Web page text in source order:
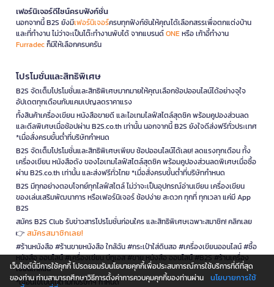
เฟอร์นิเจอร์ดีไซน์ครบฟังก์ชั่น
นอกจากนี้ B2S ยังมีเฟอร์นิเจอร์ครบทุกฟังก์ชันให้คุณได้เลือกสรรเพื่อตกแต่งบ้าน
และที่ทำงาน ไม่ว่าจะเป็นโต๊ะทำงานพับได้ จากแบรนด์ONEหรือ เก้าอี้ทำงาน
Furradecก็มีให้เลือกครบครัน
โปรโมชั่นและสิทธิพิเศษ
B2S จัดเต็มโปรโมชั่นและสิทธิพิเศษมากมายให้คุณเลือกช้อปออนไลน์ได้อย่างจุใจ
อัปเดตทุกเดือนกับแคมเปญลดราคาแรง
ทั้งสินค้าเครื่องเขียน หนังสือขายดี และไอเทมไลฟ์สไตล์สุดชิค พร้อมคูปองส่วนลด
และดีลพิเศษเมื่อช้อปผ่าน B2S.co.th เท่านั้น นอกจากนี้ B2S ยังใจดีส่งฟรีทั่วประเทศ
*เมื่อสั่งครบขั้นต่ำที่บริษัทกำหนด
B2S จัดเต็มโปรโมชั่นและสิทธิพิเศษเพียบ ช้อปออนไลน์ได้เลย! ลดแรงทุกเดือน ทั้ง
เครื่องเขียน หนังสือดัง ของไอเทมไลฟ์สไตล์สุดชิค พร้อมคูปองส่วนลดพิเศษเมื่อซื้อ
ผ่าน B2S.co.th เท่านั้น และส่งฟรีทั่วไทย *เมื่อสั่งครบขั้นต่ำที่บริษัทกำหนด
B2S มีทุกอย่างตอบโจทย์ทุกไลฟ์สไตล์ ไม่ว่าจะเป็นอุปกรณ์อ่านเขียน เครื่องเขียน
ของเล่นเสริมพัฒนาการ หรือเฟอร์นิเจอร์ ช้อปง่าย สะดวก ทุกที่ ทุกเวลา แค่มี App
B2S
สมัคร B2S Club รับข่าวสารโปรโมชั่นก่อนใคร และสิทธิพิเศษเฉพาะสมาชิก! คลิกเลย
👉 สมัครสมาชิกเลย!
#ร้านหนังสือ #ร้านขายหนังสือ ใกล้ฉัน #กระเป๋าใส่ดินสอ #เครื่องเขียนออนไลน์ #ซื้อ
หนังสือ ออนไลน์ #เครื่องเขียน บีทูเอส #ขาย หนังสือ ออนไลน์ #B2S #ร้านเครื่อง
เขียนใกล้ฉัน
*เงื่อนไขเป็นไปตามที่บริษัทฯ กำหนด
เว็บไซต์นี้มีการใช้คุกกี้ โปรดยอมรับนโยบายคุกกี้เพื่อประสบการณ์การใช้บริการที่ดีที่สุด
ของท่าน ท่านสามารถศึกษาวิธีการตั้งค่าการควบคุมคุกกี้ของท่านผ่าน
นโยบายการใช้